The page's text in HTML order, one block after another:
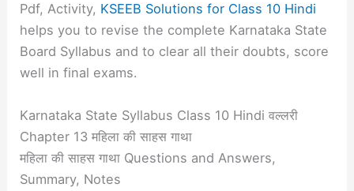
Pdf, Activity, KSEEB Solutions for Class 10 Hindi
helps you to revise the complete Karnataka State
Board Syllabus and to clear all their doubts, score
well in final exams.
Karnataka State Syllabus Class 10 Hindi वल्लरी
Chapter 13 महिला की साहस गाथा
महिला की साहस गाथा Questions and Answers,
Summary, Notes